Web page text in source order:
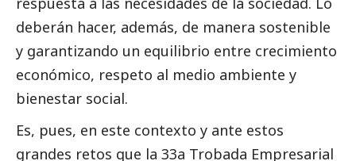
deberán hacer, además, de manera sostenible
y garantizando un equilibrio entre crecimiento
económico, respeto al medio ambiente y
bienestar social.
Es, pues, en este contexto y ante estos
grandes retos que la 33a Trobada Empresarial